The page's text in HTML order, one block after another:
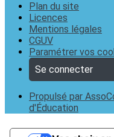
Plan du site
Licences
Mentions légales
CGUV
Paramétrer vos
Se connecter
Propulsé par
d'Éducation